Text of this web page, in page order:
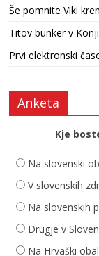
Še pomnite Viki
Titov bunker v
Prvi elektronski
Anketa
Kje
Na slovenski
V slovenskih
Na slovenskih
Drugje v
Na Hrvaški